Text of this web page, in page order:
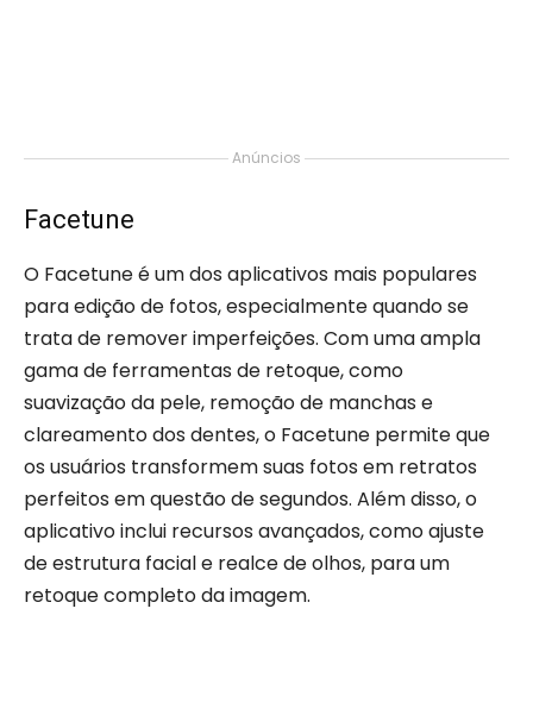
Anúncios
Facetune
O Facetune é um dos aplicativos mais populares
para edição de fotos, especialmente quando se
trata de remover imperfeições. Com uma ampla
gama de ferramentas de retoque, como
suavização da pele, remoção de manchas e
clareamento dos dentes, o Facetune permite que
os usuários transformem suas fotos em retratos
perfeitos em questão de segundos. Além disso, o
aplicativo inclui recursos avançados, como ajuste
de estrutura facial e realce de olhos, para um
retoque completo da imagem.